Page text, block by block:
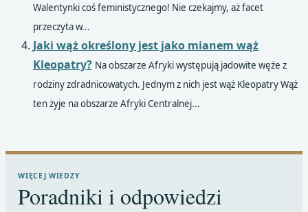
Walentynki coś feministycznego! Nie czekajmy, aż facet
przeczyta w...
Jaki wąż określony jest jako mianem wąż
Kleopatry? Na obszarze Afryki występują jadowite węże z
rodziny zdradnicowatych. Jednym z nich jest wąż Kleopatry Wąż
ten żyje na obszarze Afryki Centralnej...
WIĘCEJ WIEDZY
Poradniki i odpowiedzi